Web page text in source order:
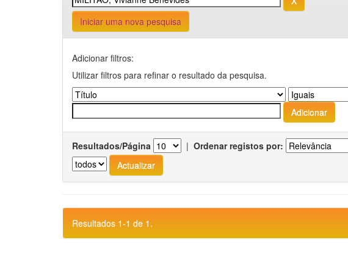
Iniciar uma nova pesquisa
Adicionar filtros:
Utilizar filtros para refinar o resultado da pesquisa.
Resultados/Página | Ordenar registos por:
Resultados 1-1 de 1.